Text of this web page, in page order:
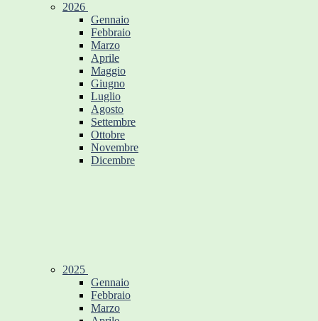
2026
Gennaio
Febbraio
Marzo
Aprile
Maggio
Giugno
Luglio
Agosto
Settembre
Ottobre
Novembre
Dicembre
2025
Gennaio
Febbraio
Marzo